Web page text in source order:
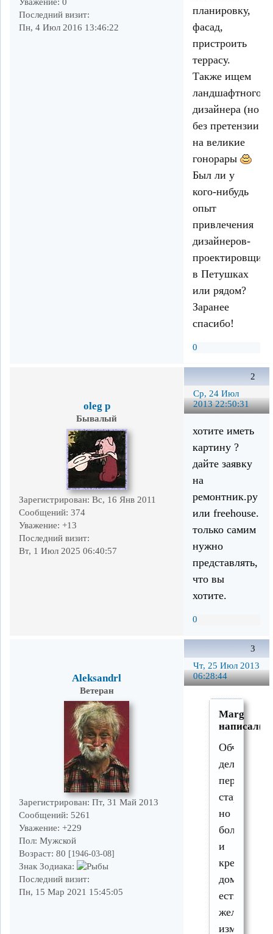
Последний визит:
Пн, 4 Июл 2016 13:46:22
планировку,
фасад,
пристроить
террасу.
Также ищем
ландшафтного
дизайнера (но
без претензии
на великие
гонорары
Был ли у
кого-нибудь
опыт
привлечения
дизайнеров-
в Петушках
или рядом?
Заранее
спасибо!
0
2
Ср, 24 Июл
2013 22:50:31
oleg p
Бывалый
Зарегистрирован: Вс, 16 Янв 2011
Сообщений: 374
Уважение: +13
Последний визит:
Вт, 1 Июл 2025 06:40:57
хотите иметь
картину ?
дайте заявку
на
ремонтник.ру
или freehouse.
только самим
нужно
представлять,
что вы
хотите.
0
3
Чт, 25 Июл 2013
06:28:44
Aleksandrl
Ветеран
Зарегистрирован: Пт, 31 Май 2013
Сообщений: 5261
Уважение: +229
Пол: Мужской
Возраст: 80 [1946-03-08]
Знак Зодиака:
Последний визит:
Пн, 15 Мар 2021 15:45:05
Marg
Обчное
дело,
старый,
но
большой
и
крепкий
дом:
есть
желание
изменить